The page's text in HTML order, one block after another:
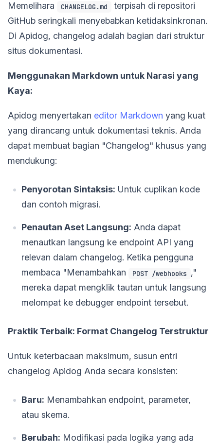
Memelihara CHANGELOG.md
terpisah di repositori
GitHub seringkali menyebabkan ketidaksinkronan.
Di Apidog, changelog adalah bagian dari struktur
situs dokumentasi.
Menggunakan Markdown untuk Narasi yang
Kaya:
Apidog menyertakan editor Markdown yang kuat
yang dirancang untuk dokumentasi teknis. Anda
dapat membuat bagian "Changelog" khusus yang
mendukung:
Penyorotan Sintaksis: Untuk cuplikan kode
dan contoh migrasi.
Penautan Aset Langsung: Anda dapat
menautkan langsung ke endpoint API yang
relevan dalam changelog. Ketika pengguna
membaca "Menambahkan
POST /webhooks ,"
mereka dapat mengklik tautan untuk langsung
melompat ke debugger endpoint tersebut.
Praktik Terbaik: Format Changelog Terstruktur
Untuk keterbacaan maksimum, susun entri
changelog Apidog Anda secara konsisten:
Baru: Menambahkan endpoint, parameter,
atau skema.
Berubah: Modifikasi pada logika yang ada